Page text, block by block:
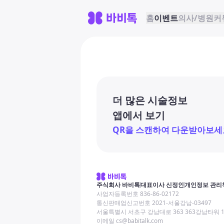
홈이벤트의사/병원커
더 많은 시술정보
앱에서 보기
QR을 스캔하여 다운받아보세
주식회사 바비톡대표이사 신정인개인정보 관리
사업자등록번호 836-86-02172
통신판매업신고번호 2021-서울강남-03497
서울특별시 서초구 강남대로 363 363강남타워
이메일 cs@babitalk.com